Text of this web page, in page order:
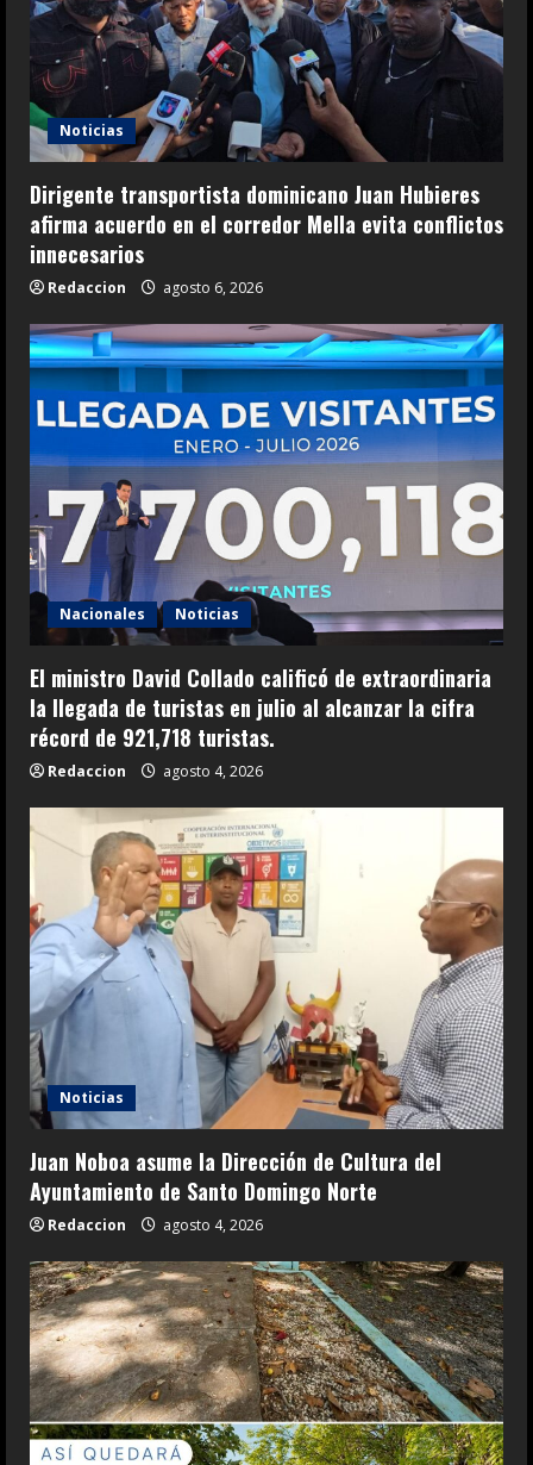
Noticias
Dirigente transportista dominicano Juan Hubieres
afirma acuerdo en el corredor Mella evita conflictos
innecesarios
Redaccion agosto 6, 2026
Nacionales Noticias
El ministro David Collado calificó de extraordinaria
la llegada de turistas en julio al alcanzar la cifra
récord de 921,718 turistas.
Redaccion agosto 4, 2026
Noticias
Juan Noboa asume la Dirección de Cultura del
Ayuntamiento de Santo Domingo Norte
Redaccion agosto 4, 2026